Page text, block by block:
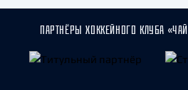
ПАРТНЁРЫ ХОККЕЙНОГО КЛУБА